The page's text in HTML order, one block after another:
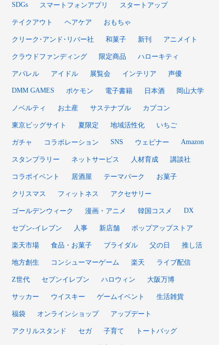
SDGs スマートフォンアプリ スタートアップ
テイクアウト ヘアケア おもちゃ
クリーク･アンド･リバー社 和菓子 新刊 アニメイト
クラウドファンディング 限定商品 ハローキティ
アパレル アイドル 展覧会 インテリア 声優
DMM GAMES ポケモン 電子書籍 日本酒 岡山大学
ノベルティ お土産 サステナブル カプコン
東京ビッグサイト 夏限定 地域活性化 いちご
ガチャ コラボレーション SNS ウェビナー Amazon
スタンプラリー ネットサービス 人材育成 講談社
コラボイベント 居酒屋 テーマパーク お菓子
クリスマス フィットネス アクセサリー
ゴールデンウィーク 漫画・アニメ 韓国コスメ DX
セブン‐イレブン 人事 新店舗 ポップアップストア
楽天市場 食品・お菓子 ブライダル 父の日 推し活
地方創生 コンシューマーゲーム 楽天 ライブ配信
Z世代 セブンイレブン ハロウィン 大阪万博
サッカー ウイスキー ゲームイベント 生活雑貨
福袋 オンラインショップ アップデート
アクリルスタンド セガ 子育て トートバッグ